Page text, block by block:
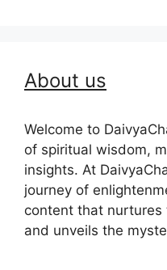
About us
Welcome to
of spiritual wisdom,
insights. At
journey of
content that
and unveils the